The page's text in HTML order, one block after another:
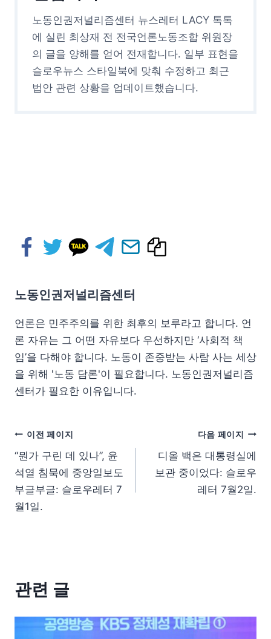
노동인권저널리즘센터 뉴스레터 LACY 톡톡
에 실린 최상재 전 전국언론노동조합 위원장
의 글을 양해를 얻어 전재합니다. 일부 표현을
슬로우뉴스 스타일북에 맞춰 수정하고 최근
법안 관련 상황을 업데이트했습니다.
노동인권저널리즘센터
언론은 민주주의를 위한 최후의 보루라고 합니다. 언
론 자유는 그 어떤 자유보다 우선하지만 ‘사회적 책
임’을 다해야 합니다. 노동이 존중받는 사람 사는 세상
을 위해 '노동 담론'이 필요합니다. 노동인권저널리즘
센터가 필요한 이유입니다.
이전 페이지
“뭔가 구린 데 있나”, 윤
석열 침묵에 중앙일보도
부글부글: 슬로우레터 7
월1일.
다음 페이지
디올 백은 대통령실에
보관 중이었다: 슬로우
레터 7월2일.
관련 글